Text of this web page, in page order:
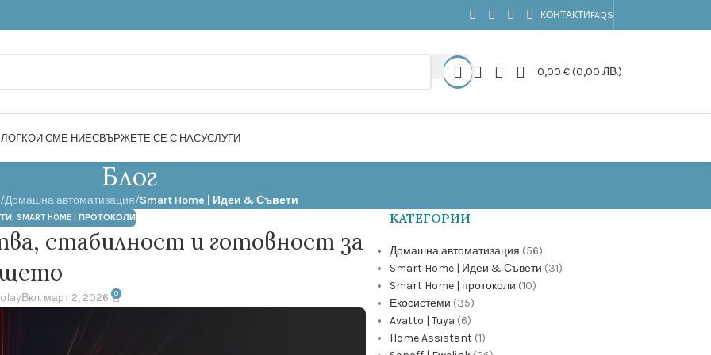
КОНТАКТИ FAQS
0,00 €(0,00 ЛВ.)
КОИ СМЕ НИЕСВЪРЖЕТЕ СЕ С НАСУСЛУГИ
Блог
/Домашна автоматизация/Smart Home | Идеи & Съвети
, SMART HOME | ПРОТОКОЛИ
стабилност и готовност за
Вкл. март 2, 2026 0
КАТЕГОРИИ
Домашна автоматизация (56)
Smart Home | Идеи & Съвети (31)
Smart Home | протоколи (10)
Екосистеми (35)
Avatto | Tuya (6)
Home Assistant(1)